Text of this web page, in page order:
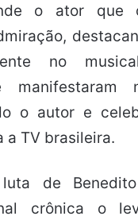
o ator que
no
manifestaram
o autor e
a TV brasileira.
luta de
crônica o